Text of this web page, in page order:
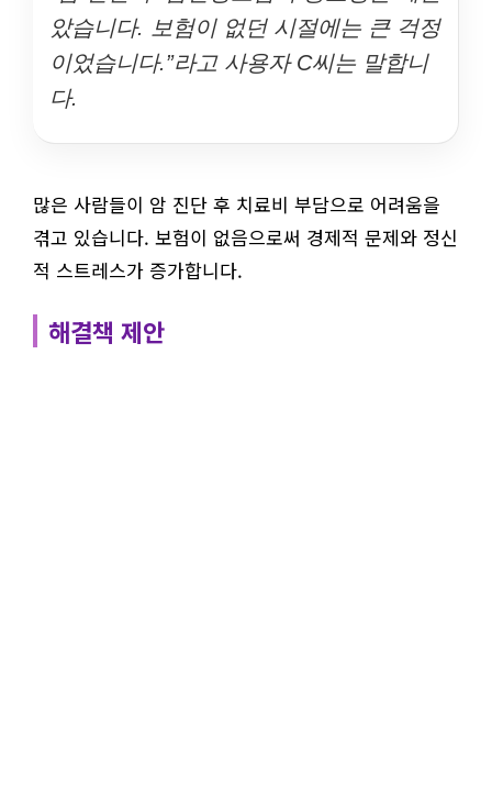
았습니다. 보험이 없던 시절에는 큰 걱정
이었습니다.”라고 사용자 C씨는 말합니
다.
많은 사람들이 암 진단 후 치료비 부담으로 어려움을
겪고 있습니다. 보험이 없음으로써 경제적 문제와 정신
적 스트레스가 증가합니다.
해결책 제안